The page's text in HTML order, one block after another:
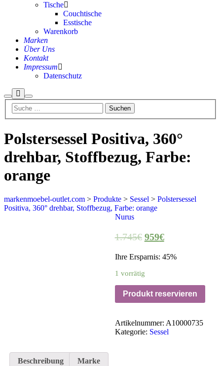
Tische
Couchtische
Esstische
Warenkorb
Marken
Über Uns
Kontakt
Impressum
Datenschutz
Suchen
Mehr
InfoHauptmenü
Polstersessel Positiva, 360°
drehbar, Stoffbezug, Farbe:
orange
markenmoebel-outlet.com > Produkte > Sessel > Polstersessel
Positiva, 360° drehbar, Stoffbezug, Farbe: orange
Nurus
1.745€ 959€
Ihre Ersparnis: 45%
1 vorrätig
Produkt reservieren
Artikelnummer: A10000735
Kategorie: Sessel
Beschreibung Marke